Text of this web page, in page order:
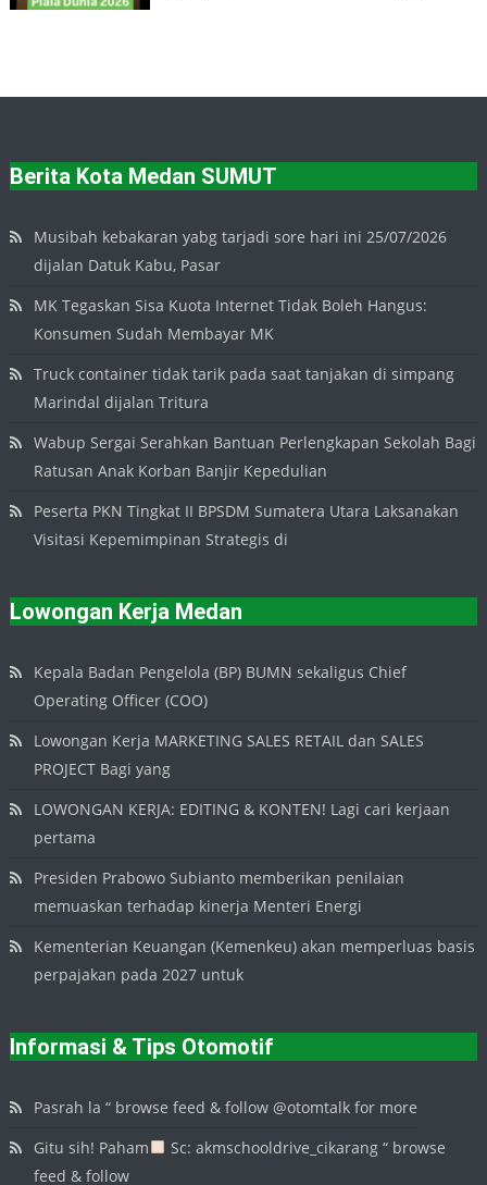
Berita Kota Medan SUMUT
Musibah kebakaran yabg tarjadi sore hari ini 25/07/2026
dijalan Datuk Kabu, Pasar
MK Tegaskan Sisa Kuota Internet Tidak Boleh Hangus:
Konsumen Sudah Membayar MK
Truck container tidak tarik pada saat tanjakan di simpang
Marindal dijalan Tritura
Wabup Sergai Serahkan Bantuan Perlengkapan Sekolah Bagi
Ratusan Anak Korban Banjir Kepedulian
Peserta PKN Tingkat II BPSDM Sumatera Utara Laksanakan
Visitasi Kepemimpinan Strategis di
Lowongan Kerja Medan
Kepala Badan Pengelola (BP) BUMN sekaligus Chief
Operating Officer (COO)
Lowongan Kerja MARKETING SALES RETAIL dan SALES
PROJECT Bagi yang
LOWONGAN KERJA: EDITING & KONTEN! Lagi cari kerjaan
pertama
Presiden Prabowo Subianto memberikan penilaian
memuaskan terhadap kinerja Menteri Energi
Kementerian Keuangan (Kemenkeu) akan memperluas basis
perpajakan pada 2027 untuk
Informasi & Tips Otomotif
Pasrah la “ browse feed & follow @otomtalk for more
Gitu sih! Paham
Sc: akmschooldrive_cikarang “ browse
feed & follow